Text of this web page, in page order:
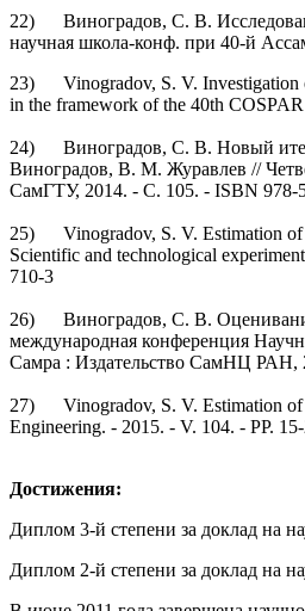
22) Виноградов, С. В.
научная школа-конф. при 40-й
23) Vinogradov, S. V. Investigation
in the framework of the 40th
24) Виноградов, С. В. Новый
Виноградов, В. М. Журавлев //
СамГТУ, 2014. - С. 105. - ISBN 978-
25) Vinogradov, S. V. Estimation of
Scientific and technological
710-3
26) Виноградов, С. В. Оценивание
международная конференция
Самра : Издательство СамНЦ РАН,
27) Vinogradov, S. V. Estimation of
Engineering. - 2015. - V. 104. - PP.
Достижения:
Диплом 3-й степени за доклад на
Диплом 2-й степени за доклад на